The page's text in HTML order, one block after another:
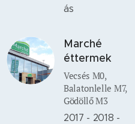
ás
Marché
éttermek
Vecsés M0,
Balatonlelle M7,
Gödöllő M3
2017 - 2018 -